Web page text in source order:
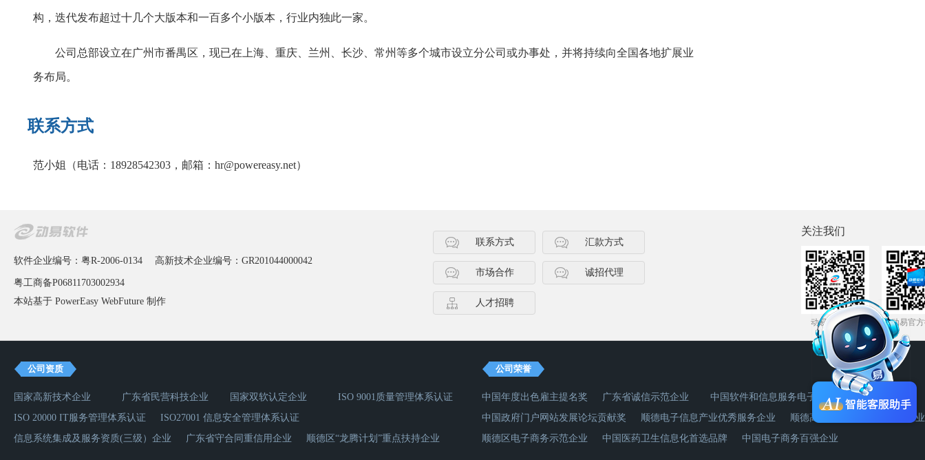
构，迭代发布超过十几个大版本和一百多个小版本，行业内独此一家。
公司总部设立在广州市番禺区，现已在上海、重庆、兰州、长沙、常州等多个城市设立分公司或办事处，并将持续向全国各地扩展业
务布局。
联系方式
范小姐（电话：18928542303，邮箱：hr@powereasy.net）
软件企业编号：粤R-2006-0134 高新技术企业编号：GR201044000042
粤工商备P06811703002934
本站基于 PowerEasy WebFuture 制作
联系方式 汇款方式
市场合作 诚招代理
人才招聘
关注我们
动易官方微信 动易官
公司资质
国家高新技术企业 广东省民营科技企业 国家双软认定企业
ISO 9001质量管理体系认证
ISO 20000 IT服务管理体系认证
ISO27001 信息安全管理体系认证
信息系统集成及服务资质(三级）企业
广东省守合同重信用企业 顺德区“龙腾计划”重点扶持企业
公司荣誉
中国年度出色雇主提名奖 广东省诚信示范企业
中国软件和信息服务电子政务领域杰出企业奖
中国政府门户网站发展论坛贡献奖
顺德电子信息产业优秀服务企业
顺德高新技术产业创新贡献企
顺德区电子商务示范企业
中国医药卫生信息化首选品牌 中国电子商务百强企业